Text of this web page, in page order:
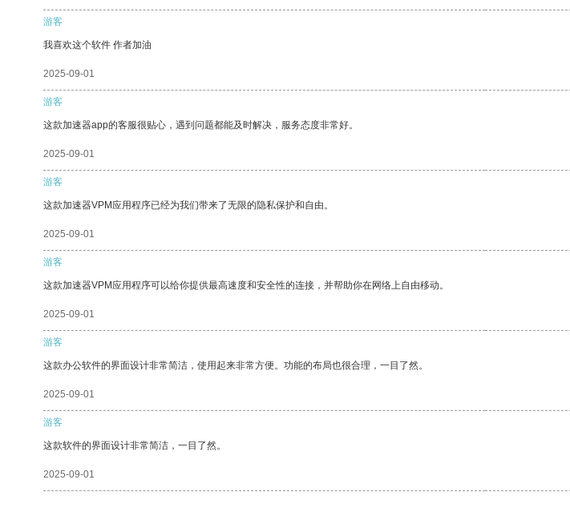
游客
我喜欢这个软件 作者加油
2025-09-01
游客
这款加速器app的客服很贴心，遇到问题都能及时解决，服务态度非常好。
2025-09-01
游客
这款加速器VPM应用程序已经为我们带来了无限的隐私保护和自由。
2025-09-01
游客
这款加速器VPM应用程序可以给你提供最高速度和安全性的连接，并帮助你在网络上自由移动。
2025-09-01
游客
这款办公软件的界面设计非常简洁，使用起来非常方便。功能的布局也很合理，一目了然。
2025-09-01
游客
这款软件的界面设计非常简洁，一目了然。
2025-09-01